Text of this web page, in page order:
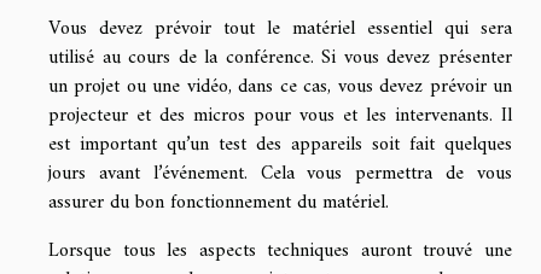
Vous devez prévoir tout le matériel essentiel qui sera
utilisé au cours de la conférence. Si vous devez présenter
un projet ou une vidéo, dans ce cas, vous devez prévoir un
projecteur et des micros pour vous et les intervenants. Il
est important qu’un test des appareils soit fait quelques
jours avant l’événement. Cela vous permettra de vous
assurer du bon fonctionnement du matériel.
Lorsque tous les aspects techniques auront trouvé une